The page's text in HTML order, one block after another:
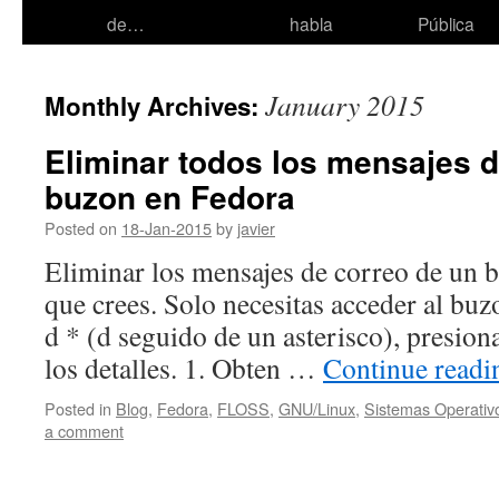
de…
habla
Pública
Monthly Archives: January 2015
Eliminar todos los mensajes
buzon en Fedora
Posted on 18-Jan-2015by javier
Eliminar los mensajes de correo de un
que crees. Solo necesitas acceder al
d * (d seguido de un asterisco),
los detalles. 1. Obten … Continue
Posted in Blog, Fedora, FLOSS, GNU/Linux, Sistemas
a comment